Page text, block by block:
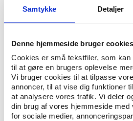
Samtykke Detaljer
Denne hjemmeside bruger cookies
Cookies er små tekstfiler, som kan
til at gøre en brugers oplevelse
Vi bruger cookies til at tilpasse
annoncer, til at vise dig funktioner
at analysere vores trafik. Vi deler
din brug af vores hjemmeside med
for sociale medier,
Innovationscenter for Idræt,
FIIBL er oprettet i et samarbejde
Universitet og University
de kommende arbejdsopgaver
skaffe viden på området, men
læringsformer, hvor krop og
at rådgive om og støtte
fysisk aktivitet på skolerne.